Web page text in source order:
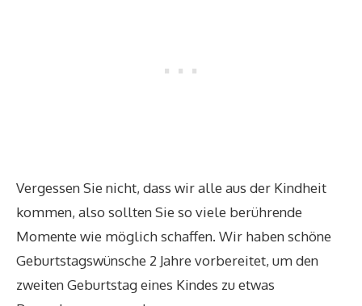
Vergessen Sie nicht, dass wir alle aus der Kindheit
kommen, also sollten Sie so viele berührende
Momente wie möglich schaffen. Wir haben schöne
Geburtstagswünsche 2 Jahre vorbereitet, um den
zweiten Geburtstag eines Kindes zu etwas